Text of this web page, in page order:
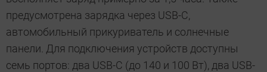
предусмотрена зарядка через USB-C,
автомобильный прикуриватель и солнечные
панели. Для подключения устройств доступны
семь портов: два USB-C (до 140 и 100 Вт), два USB-